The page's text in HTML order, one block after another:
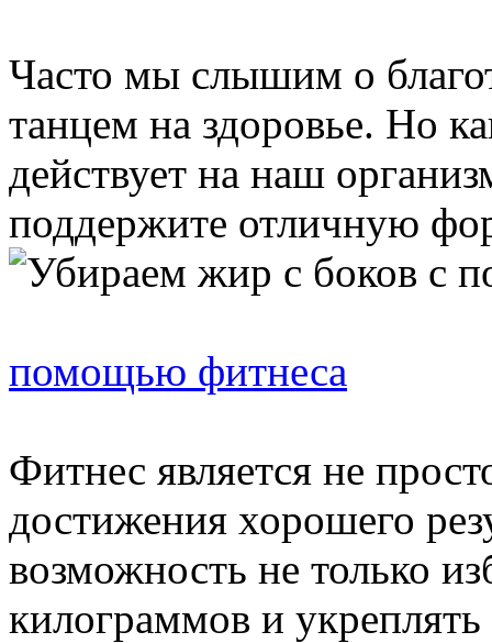
Часто мы слышим о
танцем на здоровье. Но
действует на наш
поддержите отличную
помощью фитнеса
Фитнес является не
достижения хорошего
возможность не только
килограммов и